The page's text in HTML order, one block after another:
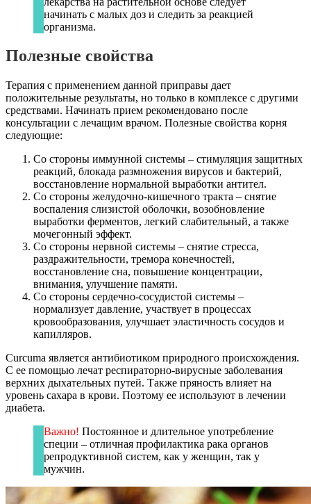
начинать с малых доз и следить за реакцией
организма.
Полезные свойства
Терапия с применением данной приправы дает
положительные результаты, но только в комплексе с другими
средствами. Начинать прием рекомендовано после
консультации с лечащим врачом. Полезные свойства корня
следующие:
Со стороны иммунной системы – стимуляция защитных
реакций, блокада размножения вирусов и бактерий,
восстановление нормальной выработки антител.
Со стороны желудочно-кишечного тракта – снятие
воспаления слизистой оболочки, возобновление
выработки ферментов, легкий слабительный, а также
мочегонный эффект.
Со стороны нервной системы – снятие стресса,
раздражительности, тремора конечностей,
восстановление сна, повышение концентрации,
внимания, улучшение памяти.
Со стороны сердечно-сосудистой системы –
нормализует давление, участвует в процессах
кровообразования, улучшает эластичность сосудов и
капилляров.
Curcuma является антибиотиком природного происхождения.
С ее помощью лечат респираторно-вирусные заболевания
верхних дыхательных путей. Также пряность влияет на
уровень сахара в крови. Поэтому ее используют в лечении
диабета.
Важно! Постоянное и длительное употребление
специи – отличная профилактика рака органов
репродуктивной систем, как у женщин, так у
мужчин.